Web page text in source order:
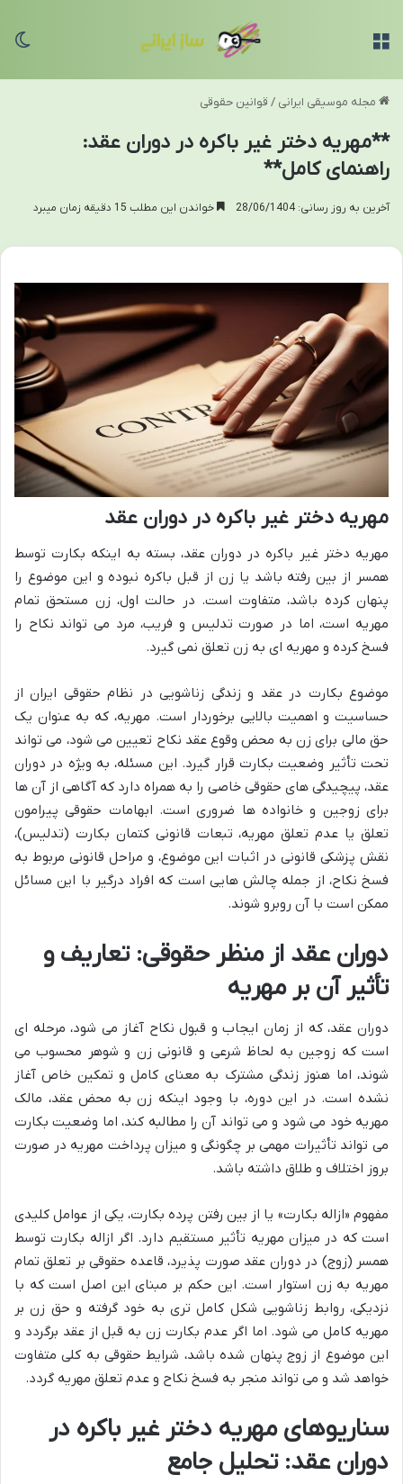
مجله موسیقی ایرانی / قوانین حقوقی
**مهریه دختر غیر باکره در دوران عقد:
راهنمای کامل**
آخرین به روز رسانی: 28/06/1404 خواندن این مطلب 15 دقیقه زمان میبرد
مهریه دختر غیر باکره در دوران عقد
مهریه دختر غیر باکره در دوران عقد، بسته به اینکه بکارت توسط
همسر از بین رفته باشد یا زن از قبل باکره نبوده و این موضوع را
پنهان کرده باشد، متفاوت است. در حالت اول، زن مستحق تمام
مهریه است، اما در صورت تدلیس و فریب، مرد می تواند نکاح را
فسخ کرده و مهریه ای به زن تعلق نمی گیرد.
موضوع بکارت در عقد و زندگی زناشویی در نظام حقوقی ایران از
حساسیت و اهمیت بالایی برخوردار است. مهریه، که به عنوان یک
حق مالی برای زن به محض وقوع عقد نکاح تعیین می شود، می تواند
تحت تأثیر وضعیت بکارت قرار گیرد. این مسئله، به ویژه در دوران
عقد، پیچیدگی های حقوقی خاصی را به همراه دارد که آگاهی از آن ها
برای زوجین و خانواده ها ضروری است. ابهامات حقوقی پیرامون
تعلق یا عدم تعلق مهریه، تبعات قانونی کتمان بکارت (تدلیس)،
نقش پزشکی قانونی در اثبات این موضوع، و مراحل قانونی مربوط به
فسخ نکاح، از جمله چالش هایی است که افراد درگیر با این مسائل
ممکن است با آن روبرو شوند.
دوران عقد از منظر حقوقی: تعاریف و
تأثیر آن بر مهریه
دوران عقد، که از زمان ایجاب و قبول نکاح آغاز می شود، مرحله ای
است که زوجین به لحاظ شرعی و قانونی زن و شوهر محسوب می
شوند، اما هنوز زندگی مشترک به معنای کامل و تمکین خاص آغاز
نشده است. در این دوره، با وجود اینکه زن به محض عقد، مالک
مهریه خود می شود و می تواند آن را مطالبه کند، اما وضعیت بکارت
می تواند تأثیرات مهمی بر چگونگی و میزان پرداخت مهریه در صورت
بروز اختلاف و طلاق داشته باشد.
مفهوم «ازاله بکارت» یا از بین رفتن پرده بکارت، یکی از عوامل کلیدی
است که در میزان مهریه تأثیر مستقیم دارد. اگر ازاله بکارت توسط
همسر (زوج) در دوران عقد صورت پذیرد، قاعده حقوقی بر تعلق تمام
مهریه به زن استوار است. این حکم بر مبنای این اصل است که با
نزدیکی، روابط زناشویی شکل کامل تری به خود گرفته و حق زن بر
مهریه کامل می شود. اما اگر عدم بکارت زن به قبل از عقد برگردد و
این موضوع از زوج پنهان شده باشد، شرایط حقوقی به کلی متفاوت
خواهد شد و می تواند منجر به فسخ نکاح و عدم تعلق مهریه گردد.
سناریوهای مهریه دختر غیر باکره در
دوران عقد: تحلیل جامع